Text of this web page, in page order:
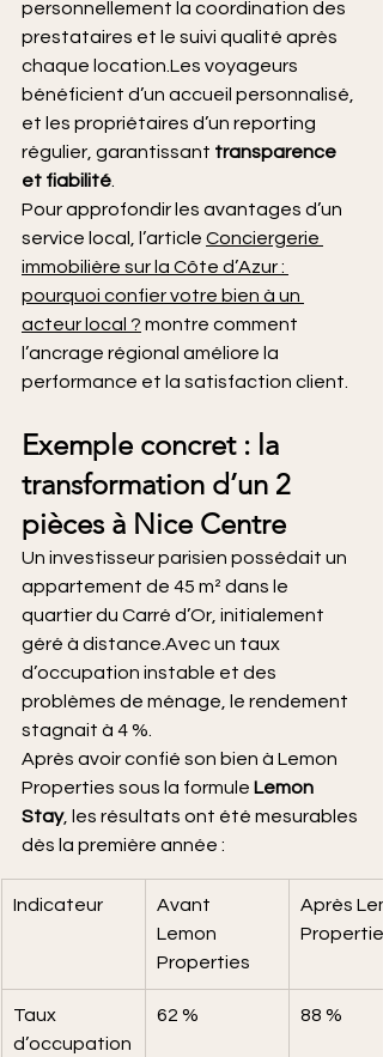
personnellement la coordination des
prestataires et le suivi qualité après
chaque location.Les voyageurs
bénéficient d’un accueil personnalisé,
et les propriétaires d’un reporting
régulier, garantissant transparence
et fiabilité
Pour approfondir les avantages d’un
service local, l’article Conciergerie
immobilière sur la Côte d’Azur :
pourquoi confier votre bien à un
acteur local ? montre comment
l’ancrage régional améliore la
performance et la satisfaction client.
Exemple concret : la
transformation d’un 2
pièces à Nice Centre
Un investisseur parisien possédait un
appartement de 45 m² dans le
quartier du Carré d’Or, initialement
géré à distance.Avec un taux
d’occupation instable et des
problèmes de ménage, le rendement
stagnait à 4 %.
Après avoir confié son bien à Lemon
Properties sous la formule Lemon
Stay, les résultats ont été mesurables
dès la première année :
Indicateur
Avant
Lemon
Properties
Après
Properties
Taux
d’occupation
62 % 88 %